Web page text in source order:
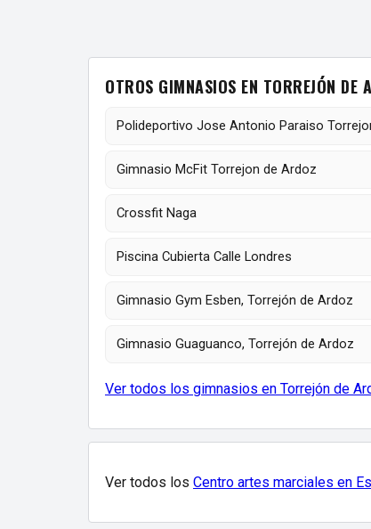
OTROS GIMNASIOS EN TORREJÓN DE
Polideportivo Jose Antonio Paraiso
Gimnasio McFit Torrejon de Ardoz
Crossfit Naga
Piscina Cubierta Calle Londres
Gimnasio Gym Esben, Torrejón de Ardoz
Gimnasio Guaguanco, Torrejón de Ardoz
Ver todos los gimnasios en Torrejón de
Ver todos los Centro artes marciales en